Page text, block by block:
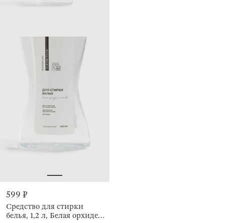
599 ₽
Средство для стирки
белья, 1,2 л, Белая орхидея